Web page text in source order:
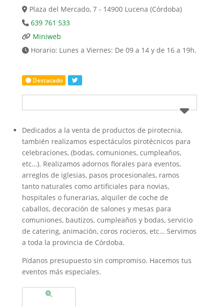
Plaza del Mercado, 7 - 14900 Lucena (Córdoba)
639 761 533
Miniweb
Horario: Lunes a Viernes: De 09 a 14 y de 16 a 19h.
Destacado
Dedicados a la venta de productos de pirotecnia,
también realizamos espectáculos pirotécnicos para
celebraciones, (bodas, comuniones, cumpleaños,
etc…). Realizamos adornos florales para eventos,
arreglos de iglesias, pasos procesionales, ramos
tanto naturales como artificiales para novias,
hospitales o funerarias, alquiler de coche de
caballos, decoración de salones y mesas para
comuniones, bautizos, cumpleaños y bodas, servicio
de catering, animación, coros rocieros, etc… Servimos
a toda la provincia de Córdoba.
Pídanos presupuesto sin compromiso. Hacemos tus
eventos más especiales.